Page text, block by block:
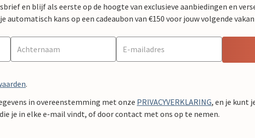
en blijf als eerste op de hoogte van exclusieve aanbiedingen en
automatisch kans op een cadeaubon van €150 voor jouw volgende
.
in overeenstemming met onze PRIVACYVERKLARING, en je kunt
je in elke e-mail vindt, of door contact met ons op te nemen.